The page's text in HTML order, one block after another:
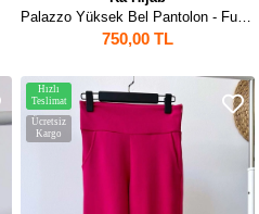
750,00 TL
Ücretsiz
Kargo
Hızlı
Teslimat